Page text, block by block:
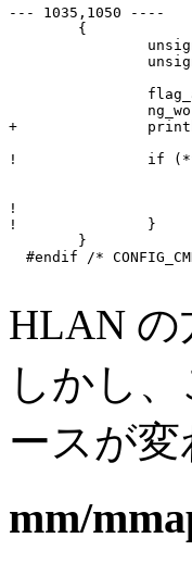
--- 1035,1050 ----
+ 		printk("%8x:%4x\n", flag_addr, *flag_addr);
! 		if (*flag_addr == ng_word) {
! 			printk("changed boot device.\n");
! 		}
#endif /*
HLAN
しかし
ースが
mm/